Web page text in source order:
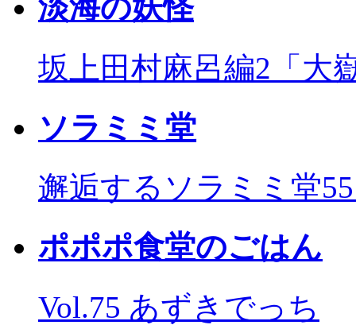
淡海の妖怪
坂上田村麻呂編2「大
ソラミミ堂
邂逅するソラミミ堂
ポポポ食堂のごはん
Vol.75 あずきでっち